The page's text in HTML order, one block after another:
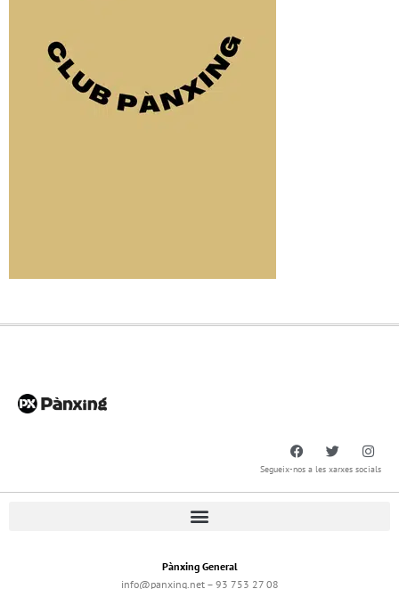
Segueix-nos a les xarxes socials
Pànxing General
info@panxing.net – 93 753 27 08